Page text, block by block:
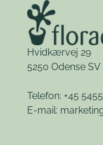
Hvidkærvej 29
5250 Odense SV
Telefon: +45
E-mail: